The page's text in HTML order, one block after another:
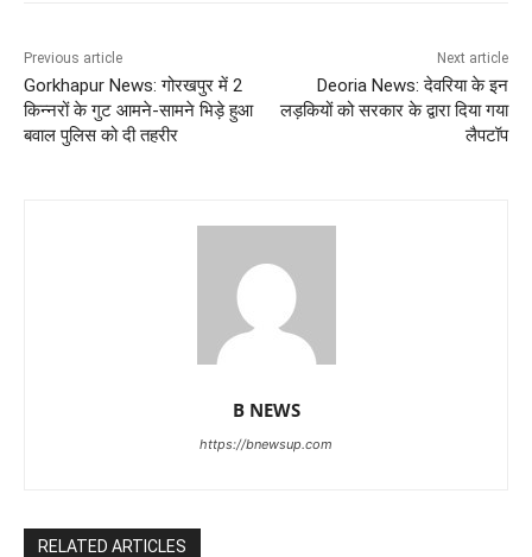
Previous article
Gorkhapur News: गोरखपुर में 2
किन्नरों के गुट आमने-सामने भिड़े हुआ
बवाल पुलिस को दी तहरीर
Next article
Deoria News: देवरिया के इन
लड़कियों को सरकार के द्वारा दिया गया
लैपटॉप
B NEWS
https://bnewsup.com
RELATED ARTICLES